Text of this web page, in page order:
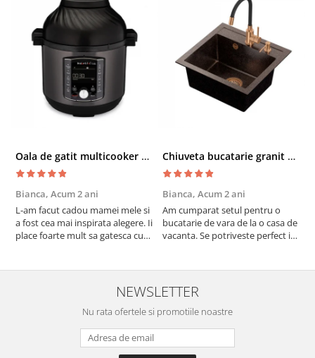
Oala de gatit multicooker 11 functii Instant Pot Pro Crisp 8 + Air Fryer 7.6 lt
Bianca, Acum 2 ani
L-am facut cadou mamei mele si
a fost cea mai inspirata alegere. Ii
place foarte mult sa gatesca cu
cratita...ma gandesc serios sa imi
cumpar si eu! Recomand mult !
Chiuveta bucatarie granit cu finisaj negru perlat/cupru Steingran Art Copper cu dozator si baterie Quadron
Bianca, Acum 2 ani
Am cumparat setul pentru o
bucatarie de vara de la o casa de
vacanta. Se potriveste perfect in
buna, recomand cu drag !
NEWSLETTER
Nu rata ofertele si promotiile noastre